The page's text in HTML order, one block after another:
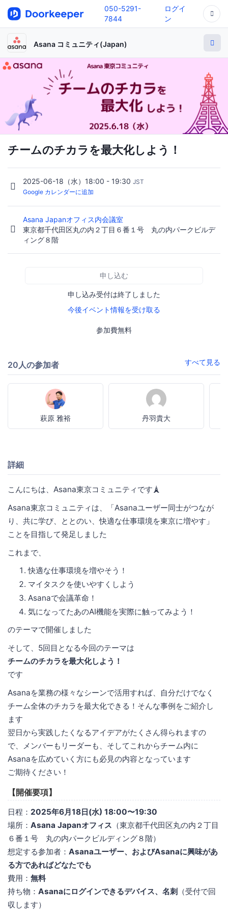
050-5291-
7844
ログイ
ン
Asana コミュニティ(Japan)
チームのチカラを最大化しよう！
2025-06-18（水）18:00 - 19:30 JST
Google カレンダーに追加
Asana Japanオフィス内会議室
東京都千代田区丸の内２丁目６番１号 丸の内パークビルデ
ィング８階
申し込む
申し込み受付は終了しました
今後イベント情報を受け取る
参加費無料
20人の参加者 すべて見る
萩原 雅裕 丹羽貴大
詳細
こんにちは、Asana東京コミュニティです🗼
Asana東京コミュニティは、「Asanaユーザー同士がつなが
り、共に学び、ととのい、快適な仕事環境を東京に増やす」
ことを目指して発足しました
これまで、
快適な仕事環境を増やそう！
マイタスクを使いやすくしよう
Asanaで会議革命！
気になってたあのAI機能を実際に触ってみよう！
のテーマで開催しました
そして、5回目となる今回のテーマは
チームのチカラを最大化しよう！
です
Asanaを業務の様々なシーンで活用すれば、自分だけでなく
チーム全体のチカラを最大化できる！そんな事例をご紹介し
ます
翌日から実践したくなるアイデアがたくさん得られますの
で、メンバーもリーダーも、そしてこれからチーム内に
Asanaを広めていく方にも必見の内容となっています
ご期待ください！
【開催要項】
日程： 2025年6月18日(水) 18:00〜19:30
場所： Asana Japanオフィス （東京都千代田区丸の内２丁目
６番１号 丸の内パークビルディング８階）
想定する参加者： Asanaユーザー、およびAsanaに興味があ
る方であればどなたでも
費用： 無料
持ち物： Asanaにログインできるデバイス、名刺 （受付で回
収します）